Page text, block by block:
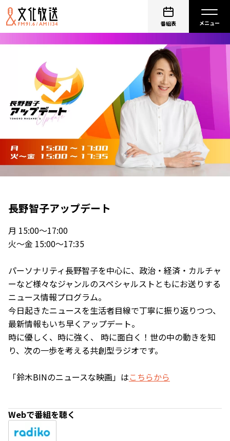
番組表
長野智子アップデート
月 15:00～17:00
火～金 15:00～17:35
パーソナリティ長野智子を中心に、政治・経済・カルチャ
ーなど様々なジャンルのスペシャルストともにお送りする
ニュース情報プログラム。
今日起きたニュースを生活者目線で丁寧に振り返りつつ、
最新情報もいち早くアップデート。
時に優しく、時に強く、 時に面白く！世の中の動きを知
り、次の一歩を考える共創型ラジオです。
「鈴木BINのニュースな映画」はこちらから
Webで番組を聴く